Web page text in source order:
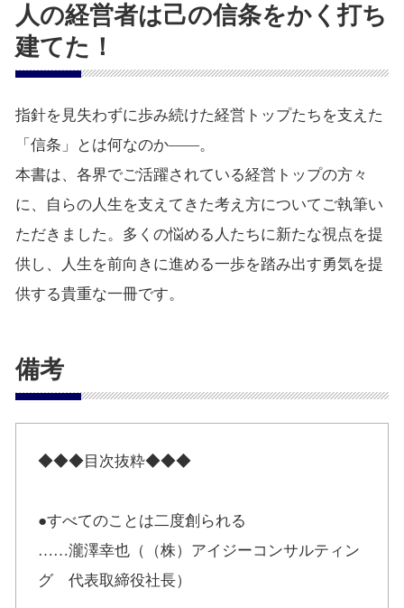
人の経営者は己の信条をかく打ち
建てた！
指針を見失わずに歩み続けた経営トップたちを支えた
「信条」とは何なのか――。
本書は、各界でご活躍されている経営トップの方々
に、自らの人生を支えてきた考え方についてご執筆い
ただきました。多くの悩める人たちに新たな視点を提
供し、人生を前向きに進める一歩を踏み出す勇気を提
供する貴重な一冊です。
備考
◆◆◆目次抜粋◆◆◆
●すべてのことは二度創られる
……瀧澤幸也（（株）アイジーコンサルティン
グ 代表取締役社長）